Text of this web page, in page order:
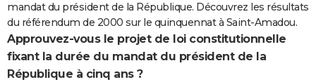
mandat du président de la République. Découvrez les résultats
du référendum de 2000 sur le quinquennat à Saint-Amadou.
Approuvez-vous le projet de loi constitutionnelle
fixant la durée du mandat du président de la
République à cinq ans ?